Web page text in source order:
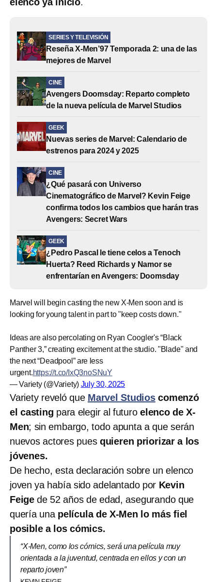
SERIES Y TELEVISIÓN
Reseña X-Men’97 Temporada 2: una de las
mejores de Marvel
CINE
Avengers Doomsday: Reparto completo
de la nueva película de Marvel Studios
GEEK
Nuevas series de Marvel: Calendario de
estrenos para 2024 y 2025
CINE
¿Qué pasará con Universo
Cinematográfico de Marvel? Kevin Feige
confirma todos los cambios que harán tras
Avengers: Secret Wars
GEEK
¿Pedro Pascal le tiene celos a Tenoch
Huerta? Reed Richards y Namor se
enfrentarían en Avengers: Doomsday
Marvel will begin casting the new X-Men soon and is
looking for young talent in part to "keep costs down."
Ideas are also percolating on Ryan Coogler's “Black
Panther 3,” creating excitement at the studio. "Blade" and
the next “Deadpool” are less
urgent.https://t.co/IxQ3noSNuY
— Variety (@Variety) July 30, 2025
Variety reveló que Marvel Studioscomenzó
el casting para elegir al futuroelenco de X-
Men; sin embargo, todo apunta a que serán
nuevos actores pues quieren priorizar a los
jóvenes.
De hecho, esta declaración sobre un elenco
joven ya había sido adelantado por Kevin
Feigede 52 años de edad, asegurando que
quería una película de X-Men lo más fiel
posible a los cómics.
“X‑Men, como los cómics, será una película muy
orientada a la juventud, centrada en ellos y con un
reparto joven”